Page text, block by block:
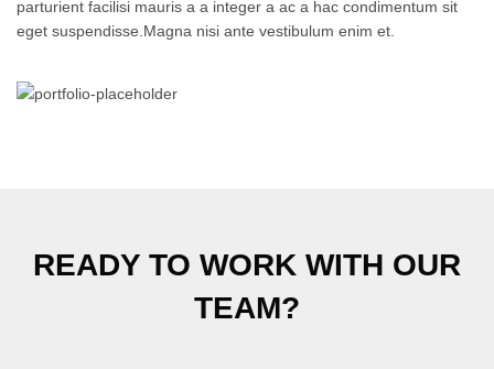
parturient facilisi mauris a a integer a ac a hac condimentum sit
eget suspendisse.Magna nisi ante vestibulum enim et.
READY TO WORK WITH OUR
TEAM?